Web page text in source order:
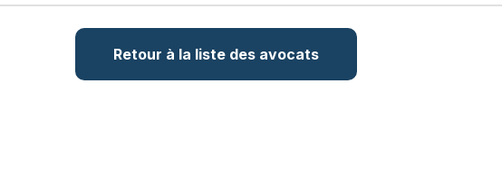
Retour à la liste des avocats